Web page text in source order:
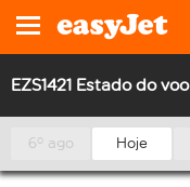
EZS1421 Estado do voo
6º ago Hoje